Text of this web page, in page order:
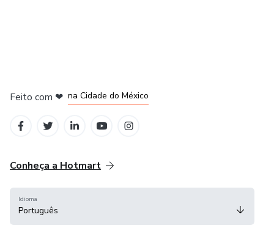
Feito com ❤ na Cidade do México
Conheça a Hotmart
Idioma
Português